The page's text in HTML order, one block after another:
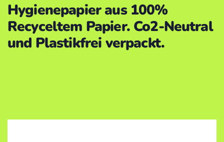
Hygienepapier aus 100%
Recyceltem Papier. Co2-Neutral
und Plastikfrei verpackt.